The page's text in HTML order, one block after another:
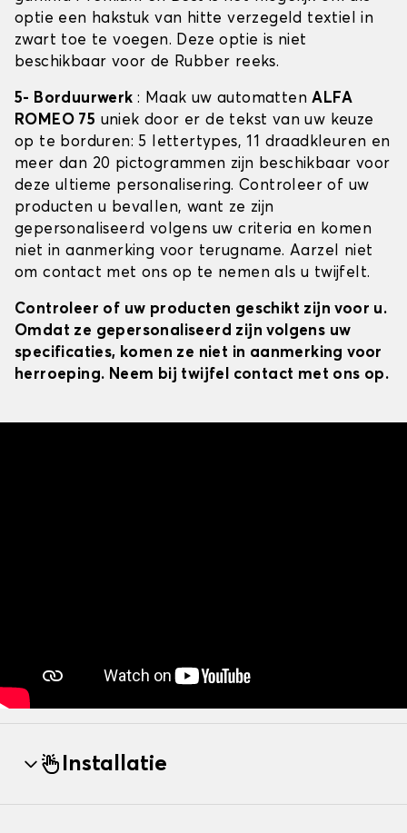
optie een hakstuk van hitte verzegeld textiel in
zwart toe te voegen. Deze optie is niet
beschikbaar voor de Rubber reeks.
5- Borduurwerk : Maak uw automattenALFA
ROMEO 75 uniek door er de tekst van uw keuze
op te borduren: 5 lettertypes, 11 draadkleuren en
meer dan 20 pictogrammen zijn beschikbaar voor
deze ultieme personalisering. Controleer of uw
producten u bevallen, want ze zijn
gepersonaliseerd volgens uw criteria en komen
niet in aanmerking voor terugname. Aarzel niet
om contact met ons op te nemen als u twijfelt.
Controleer of uw producten geschikt zijn voor u.
Omdat ze gepersonaliseerd zijn volgens uw
specificaties, komen ze niet in aanmerking voor
herroeping. Neem bij twijfel contact met ons op.
Installatie